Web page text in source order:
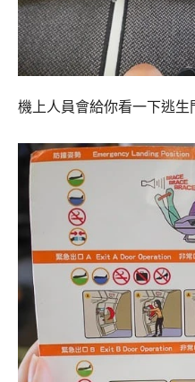
機上人員會給你看一下逃生